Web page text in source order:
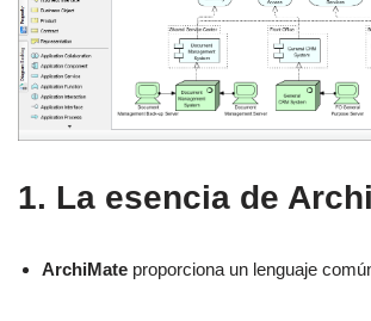
1. La esencia de
ArchiMate proporciona un lenguaje